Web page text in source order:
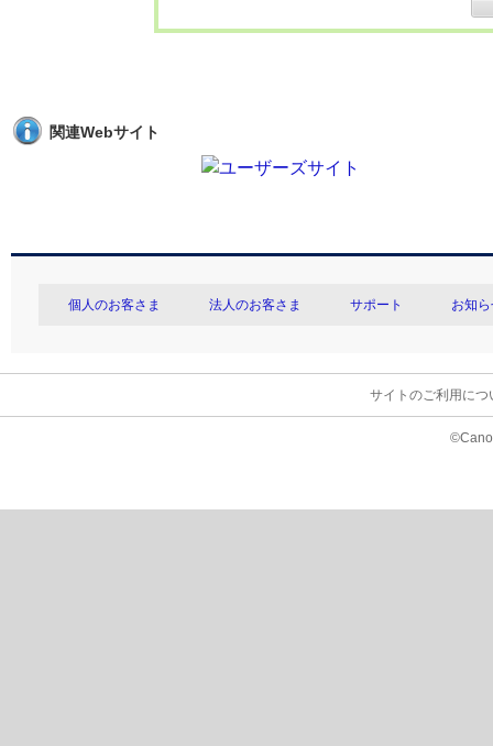
関連Webサイト
個人のお客さま 法人のお客さま サポート お知
サイトのご利用につ